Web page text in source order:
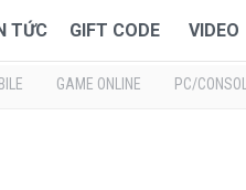
TỨC GIFT CODE VIDEO
GAME ONLINE PC/